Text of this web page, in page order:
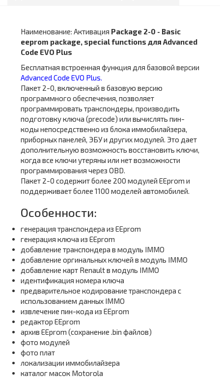
Наименование: Активация Package 2-0 - Basic
eeprom package, special functions для Advanced
Code EVO Plus
Бесплатная встроенная функция для базовой версии
Advanced Code EVO Plus.
Пакет 2-0, включенный в базовую версию
программного обеспечения, позволяет
программировать транспондеры, производить
подготовку ключа (precode) или вычислять пин-
коды непосредственно из блока иммобилайзера,
приборных панелей, ЭБУ и других модулей. Это дает
дополнительную возможность восстановить ключи,
когда все ключи утеряны или нет возможности
программирования через OBD.
Пакет 2-0 содержит более 200 модулей EEprom и
поддерживает более 1100 моделей автомобилей.
Особенности:
генерация транспондера из EEprom
генерация ключа из EEprom
добавление транспондера в модуль IMMO
добавление оргинальных ключей в модуль IMMO
добавление карт Renault в модуль IMMO
идентификация номера ключа
предварительное кодирование транспондера с
использованием данных IMMO
извлечение пин-кода из EEprom
редактор EEprom
архив EEprom (сохранение .bin файлов)
фото модулей
фото плат
локализации иммобилайзера
каталог масок Motorola